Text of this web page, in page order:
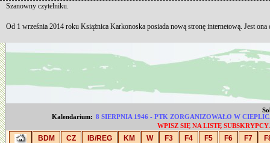
Kalendarium: 8 SIERPNIA 1946 - PTK ZORGANIZOWAŁO W
WPISZ SIĘ NA LISTĘ
BDM CZ IB/REG KM W F3 F4 F5 F6 F7
Szanowny czytelniku.
Od 1 września 2014 roku Książnica Karkonoska posiada nową stronę internetową. Jest ona